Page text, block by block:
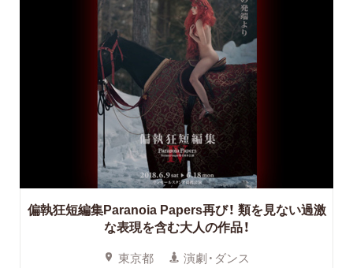
偏執狂短編集Paranoia Papers再び！ 類を見ない過激
な表現を含む大人の作品！
東京都 演劇・ダンス